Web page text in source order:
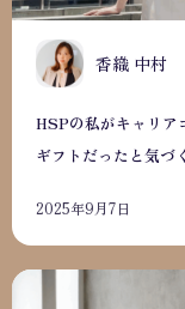
香織 中村
HSPの私がキャリ
ギフトだったと気づ
2025年9月7日
自分の強みの見つ